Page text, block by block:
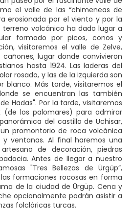
el valle de las “chimeneas de
erosionada por el viento y por la
volcánico ha dado lugar a
formado por picos, conos y
visitaremos el valle de Zelve,
lugar donde convivieron
hasta 1924. Las laderas del
rosado, y las de la izquierda son
blanco. Más tarde, visitaremos el
se encuentran las también
Hadas". Por la tarde, visitaremos
(de los palomares) para admirar
del castillo de Uchisar,
promontorio de roca volcánica
ventanas. Al final haremos una
de decoración, piedras
Antes de llegar a nuestro
"Tres Bellezas de Ürgüp”,
formaciones rocosas en forma
de la ciudad de Ürgüp. Cena y
opcionalmente podrán asistir a
folclóricas turcas.